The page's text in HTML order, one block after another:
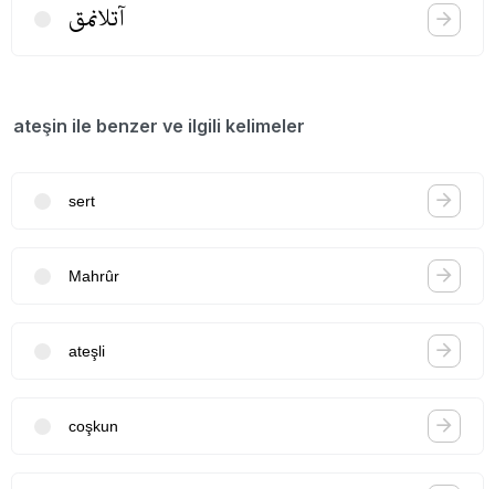
آتلانمق
ateşin ile benzer ve ilgili kelimeler
sert
Mahrûr
ateşli
coşkun